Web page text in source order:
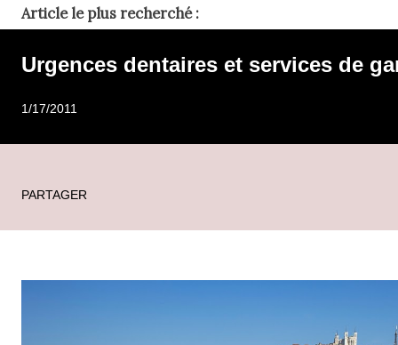
Article le plus recherché :
Urgences dentaires et services de
1/17/2011
PARTAGER